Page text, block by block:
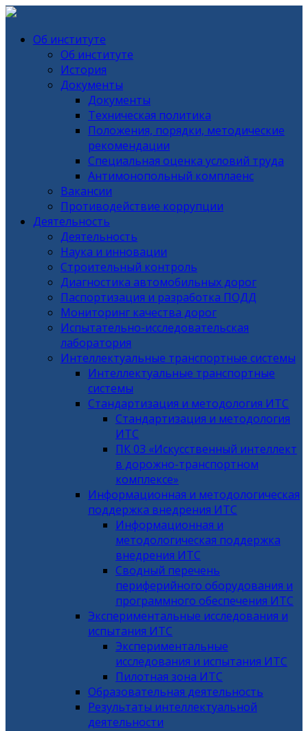
Об институте
Об институте
История
Документы
Документы
Техническая политика
Положения, порядки, методические
рекомендации
Специальная оценка условий труда
Антимонопольный комплаенс
Вакансии
Противодействие коррупции
Деятельность
Деятельность
Наука и инновации
Строительный контроль
Диагностика автомобильных дорог
Паспортизация и разработка ПОДД
Мониторинг качества дорог
Испытательно-исследовательская
лаборатория
Интеллектуальные транспортные системы
Интеллектуальные транспортные
системы
Стандартизация и методология ИТС
Стандартизация и методология
ИТС
ПК 03 «Искусственный интеллект
в дорожно-транспортном
комплексе»
Информационная и методологическая
поддержка внедрения ИТС
Информационная и
методологическая поддержка
внедрения ИТС
Сводный перечень
периферийного оборудования и
программного обеспечения ИТС
Экспериментальные исследования и
испытания ИТС
Экспериментальные
исследования и испытания ИТС
Пилотная зона ИТС
Образовательная деятельность
Результаты интеллектуальной
деятельности